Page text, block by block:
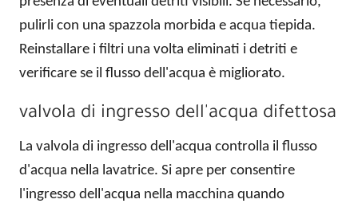
pulirli con una spazzola morbida e acqua tiepida.
Reinstallare i filtri una volta eliminati i detriti e
verificare se il flusso dell'acqua è migliorato.
valvola di ingresso dell'acqua difettosa
La valvola di ingresso dell'acqua controlla il flusso
d'acqua nella lavatrice. Si apre per consentire
l'ingresso dell'acqua nella macchina quando